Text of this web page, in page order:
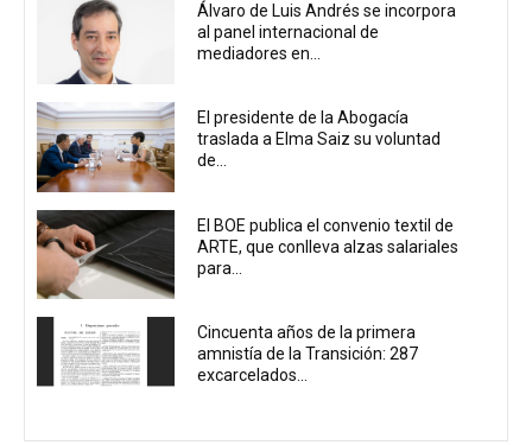
Álvaro de Luis Andrés se incorpora
al panel internacional de
mediadores en...
El presidente de la Abogacía
traslada a Elma Saiz su voluntad
de...
El BOE publica el convenio textil de
ARTE, que conlleva alzas salariales
para...
Cincuenta años de la primera
amnistía de la Transición: 287
excarcelados...